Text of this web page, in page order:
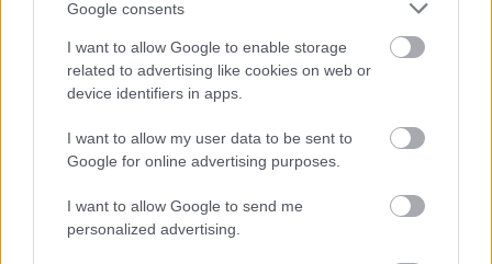
Google consents
I want to allow Google to enable storage
related to advertising like cookies on web or
device identifiers in apps.
I want to allow my user data to be sent to
Google for online advertising purposes.
I want to allow Google to send me
personalized advertising.